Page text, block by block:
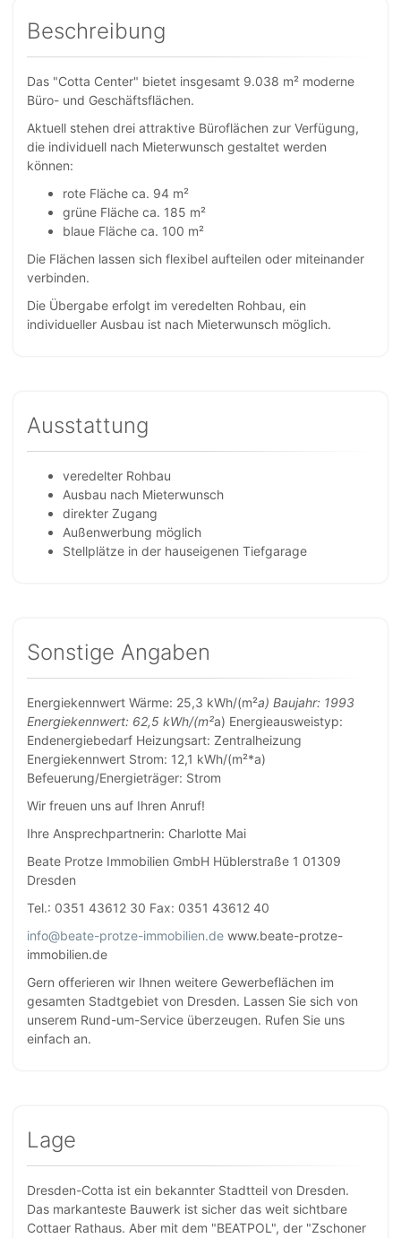
Beschreibung
Das "Cotta Center" bietet insgesamt 9.038 m² moderne
Büro- und Geschäftsflächen.
Aktuell stehen drei attraktive Büroflächen zur Verfügung,
die individuell nach Mieterwunsch gestaltet werden
können:
rote Fläche ca. 94 m²
grüne Fläche ca. 185 m²
blaue Fläche ca. 100 m²
Die Flächen lassen sich flexibel aufteilen oder miteinander
verbinden.
Die Übergabe erfolgt im veredelten Rohbau, ein
individueller Ausbau ist nach Mieterwunsch möglich.
Ausstattung
veredelter Rohbau
Ausbau nach Mieterwunsch
direkter Zugang
Außenwerbung möglich
Stellplätze in der hauseigenen Tiefgarage
Sonstige Angaben
Energiekennwert Wärme: 25,3 kWh/(m²a) Baujahr: 1993
Energiekennwert: 62,5 kWh/(m²a) Energieausweistyp:
Endenergiebedarf Heizungsart: Zentralheizung
Energiekennwert Strom: 12,1 kWh/(m²*a)
Befeuerung/Energieträger: Strom
Wir freuen uns auf Ihren Anruf!
Ihre Ansprechpartnerin: Charlotte Mai
Beate Protze Immobilien GmbH Hüblerstraße 1 01309
Dresden
Tel.: 0351 43612 30 Fax: 0351 43612 40
info@beate-protze-immobilien.de www.beate-protze-
immobilien.de
Gern offerieren wir Ihnen weitere Gewerbeflächen im
gesamten Stadtgebiet von Dresden. Lassen Sie sich von
unserem Rund-um-Service überzeugen. Rufen Sie uns
einfach an.
Lage
Dresden-Cotta ist ein bekannter Stadtteil von Dresden.
Das markanteste Bauwerk ist sicher das weit sichtbare
Cottaer Rathaus. Aber mit dem "BEATPOL", der "Zschoner